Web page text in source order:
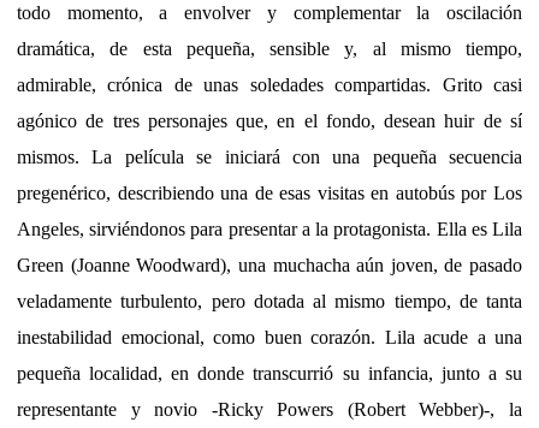
todo momento, a envolver y complementar la oscilación
dramática, de esta pequeña, sensible y, al mismo tiempo,
admirable, crónica de unas soledades compartidas. Grito casi
agónico de tres personajes que, en el fondo, desean huir de sí
mismos. La película se iniciará con una pequeña secuencia
pregenérico, describiendo una de esas visitas en autobús por Los
Angeles, sirviéndonos para presentar a la protagonista. Ella es Lila
Green (Joanne Woodward), una muchacha aún joven, de pasado
veladamente turbulento, pero dotada al mismo tiempo, de tanta
inestabilidad emocional, como buen corazón. Lila acude a una
pequeña localidad, en donde transcurrió su infancia, junto a su
representante y novio -Ricky Powers (Robert Webber)-, la